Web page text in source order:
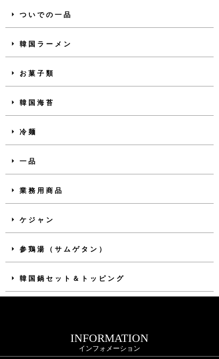
ついでの一品
韓国ラーメン
お菓子類
韓国海苔
冷麺
一品
業務用商品
ケジャン
参鶏湯（サムゲタン）
韓国鍋セット＆トッピング
INFORMATION
インフォメーション